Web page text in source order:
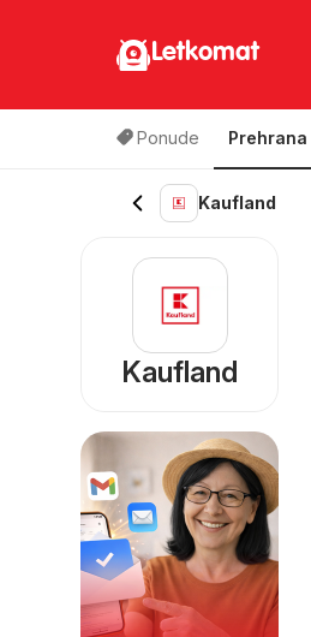
Letkomat
Ponude Prehrana
Kaufland
Kaufland